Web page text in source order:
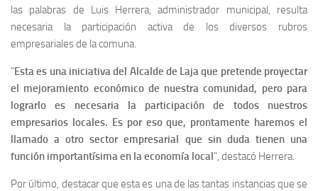
las palabras de Luis Herrera, administrador municipal, resulta
necesaria la participación activa de los diversos rubros
empresariales de la comuna.
“Esta es una iniciativa del Alcalde de Laja que pretende proyectar
el mejoramiento económico de nuestra comunidad, pero para
lograrlo es necesaria la participación de todos nuestros
empresarios locales. Es por eso que, prontamente haremos el
llamado a otro sector empresarial que sin duda tienen una
función importantísima en la economía local”, destacó Herrera.
Por último, destacar que esta es una de las tantas instancias que se